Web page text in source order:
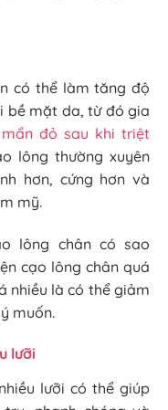
có thể làm tăng độ
bề mặt da, từ đó gia
đỏ sau khi triệt
lông thường xuyên
hơn, cứng hơn và
mỹ.
lông chân có sao
cạo lông chân quá
nhiều là có thể giảm
muốn.
lưỡi
lưỡi có thể giúp